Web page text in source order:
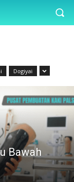
Dogiyai
Bawah